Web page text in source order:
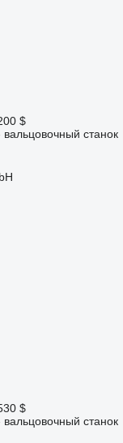
$
станок
$
станок